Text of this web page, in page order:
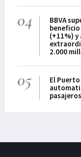
04
BBVA
(+11%) y
2.000
05
El